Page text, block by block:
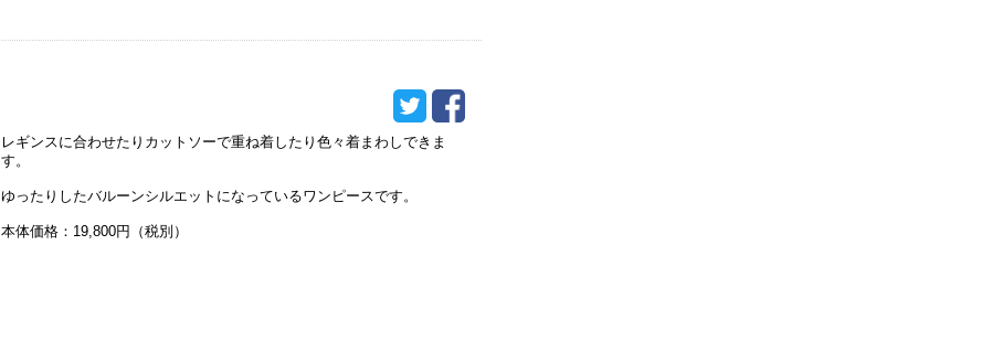
レギンスに合わせたりカットソーで重ね着したり色々着まわしできま
す。
ゆったりしたバルーンシルエットになっているワンピースです。
本体価格：19,800円（税別）